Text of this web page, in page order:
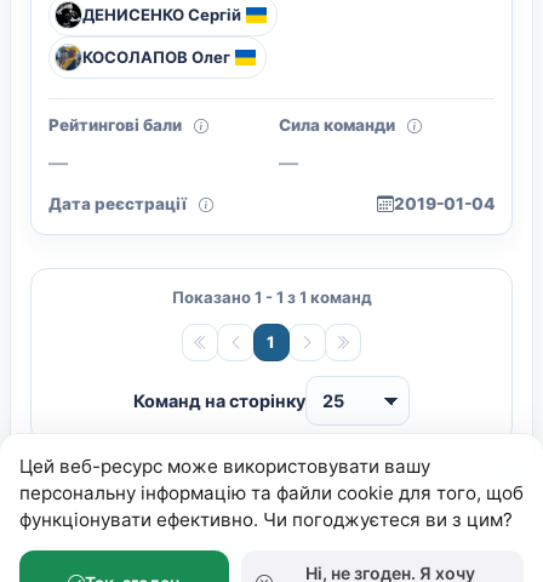
Цей веб-ресурс може використовувати вашу
персональну інформацію та файли cookie для того, щоб
функціонувати ефективно. Чи погоджуєтеся ви з цим?
Ні, не згоден. Я хочу
ДЕНИСЕНКО Сергій
КОСОЛАПОВ Олег
Рейтингові бали
—
Сила команди
—
Дата реєстрації 2019-01-04
Показано 1 - 1 з 1 команд
1
Команд на сторінку
Федерація Петанку України© 2026.